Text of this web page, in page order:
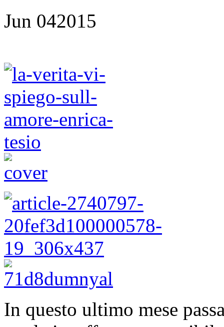
Jun 042015
In questo ultimo mese